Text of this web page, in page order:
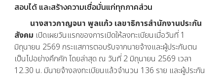
สอบได้ และสร้างความเชื่อมั่นแก่ทุกภาคส่วน
นางสาวกาญจนา พูลแก้ว เลขาธิการสำนักงานประกัน
สังคม เปิดเผยวันแรกของการเปิดให้ลงทะเบียนเมื่อวันที่ 1
มิถุนายน 2569 กระแสการตอบรับจากนายจ้างและผู้ประกันตน
เป็นไปอย่างคึกคัก โดยล่าสุด ณ วันที่ 2 มิถุนายน 2569 เวลา
12.30 น. มีนายจ้างลงทะเบียนแล้วจำนวน 136 ราย และผู้ประกัน